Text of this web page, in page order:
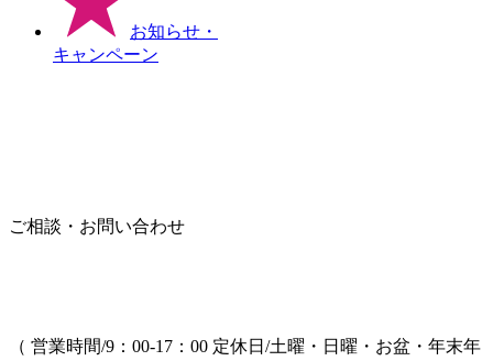
お知らせ ・
キャンペーン
ご相談・お問い合わせ
（ 営業時間/9：00-17：00 定休日/土曜・日曜・お盆・年末年